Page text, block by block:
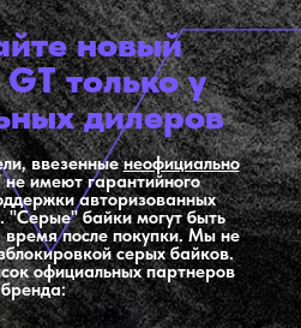
электромотоциклFALCON
PRO?
Про отлично управляется,
так и для опытных
полный контроль как при езде
и по сложному бездорожью.
агрессивный внешний вид не
без внимания!
новый
только у
дилеров
ввезенныенеофициально
имеют гарантийного
авторизованных
"Серые" байки могут быть
время после покупки. Мы не
серых байков.
официальных партнеров
бренда: